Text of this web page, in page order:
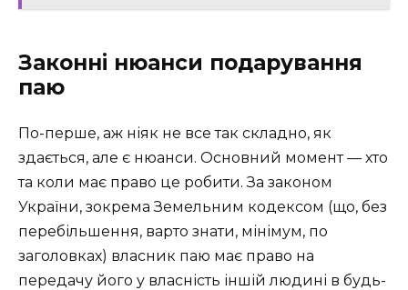
Законні нюанси подарування
паю
По-перше, аж ніяк не все так складно, як
здається, але є нюанси. Основний момент — хто
та коли має право це робити. За законом
України, зокрема Земельним кодексом (що, без
перебільшення, варто знати, мінімум, по
заголовках) власник паю має право на
передачу його у власність іншій людині в будь-